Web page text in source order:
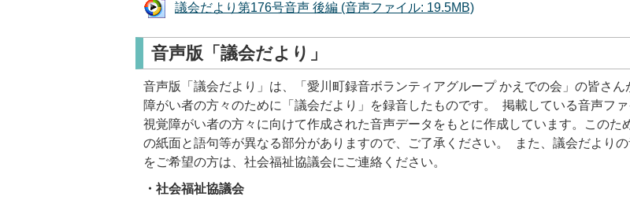
議会だより第176号音声 後編 (音声ファイル: 19.5MB)
音声版「議会だより」
音声版「議会だより」は、「愛川町録音ボランティアグループ かえでの会」の皆さん
障がい者の方々のために「議会だより」を録音したものです。 掲載している音声ファ
視覚障がい者の方々に向けて作成された音声データをもとに作成しています。このた
の紙面と語句等が異なる部分がありますので、ご了承ください。 また、議会だより
をご希望の方は、社会福祉協議会にご連絡ください。
・社会福祉協議会